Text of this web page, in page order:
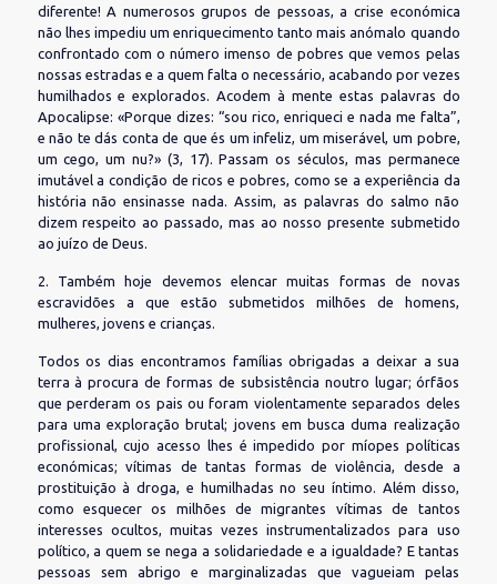
diferente! A numerosos grupos de pessoas, a crise económica
não lhes impediu um enriquecimento tanto mais anómalo quando
confrontado com o número imenso de pobres que vemos pelas
nossas estradas e a quem falta o necessário, acabando por vezes
humilhados e explorados. Acodem à mente estas palavras do
Apocalipse: «Porque dizes: “sou rico, enriqueci e nada me falta”,
e não te dás conta de que és um infeliz, um miserável, um pobre,
um cego, um nu?» (3, 17). Passam os séculos, mas permanece
imutável a condição de ricos e pobres, como se a experiência da
história não ensinasse nada. Assim, as palavras do salmo não
dizem respeito ao passado, mas ao nosso presente submetido
ao juízo de Deus.
2. Também hoje devemos elencar muitas formas de novas
escravidões a que estão submetidos milhões de homens,
mulheres, jovens e crianças.
Todos os dias encontramos famílias obrigadas a deixar a sua
terra à procura de formas de subsistência noutro lugar; órfãos
que perderam os pais ou foram violentamente separados deles
para uma exploração brutal; jovens em busca duma realização
profissional, cujo acesso lhes é impedido por míopes políticas
económicas; vítimas de tantas formas de violência, desde a
prostituição à droga, e humilhadas no seu íntimo. Além disso,
como esquecer os milhões de migrantes vítimas de tantos
interesses ocultos, muitas vezes instrumentalizados para uso
político, a quem se nega a solidariedade e a igualdade? E tantas
pessoas sem abrigo e marginalizadas que vagueiam pelas